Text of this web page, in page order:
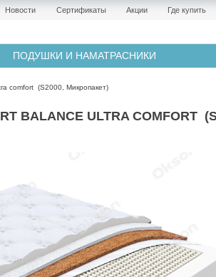
Новости Сертификаты Акции Где купить
ПОДУШКИ И НАМАТРАСНИКИ
comfort (S2000, Микропакет)
BALANCE ULTRA COMFORT